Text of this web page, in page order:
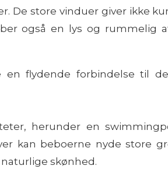
De store vinduer giver ikke
også en lys og rummelig
flydende forbindelse til
herunder en
kan beboerne nyde store
skønhed.